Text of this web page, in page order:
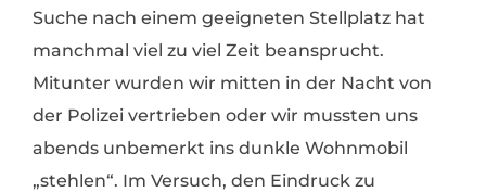
Suche nach einem geeigneten Stellplatz hat
manchmal viel zu viel Zeit beansprucht.
Mitunter wurden wir mitten in der Nacht von
der Polizei vertrieben oder wir mussten uns
abends unbemerkt ins dunkle Wohnmobil
„stehlen“. Im Versuch, den Eindruck zu